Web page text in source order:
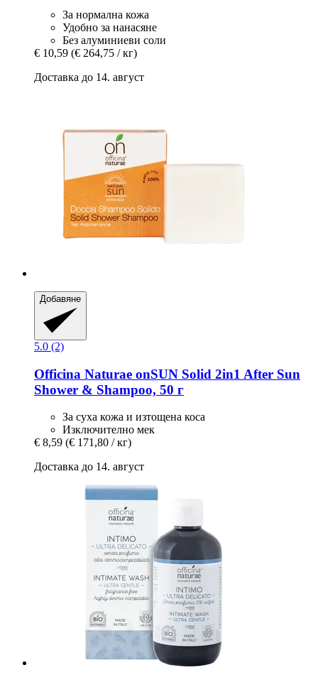
За нормална кожа
Удобно за нанасяне
Без алуминиеви соли
€ 10,59 (€ 264,75 / кг)
Доставка до 14. август
Добавяне
5.0 (2)
Officina Naturae onSUN Solid 2in1 After Sun
Shower & Shampoo, 50 г
За суха кожа и изтощена коса
Изключително мек
€ 8,59 (€ 171,80 / кг)
Доставка до 14. август